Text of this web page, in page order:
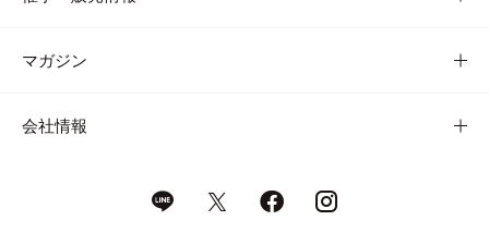
マガジン
会社情報